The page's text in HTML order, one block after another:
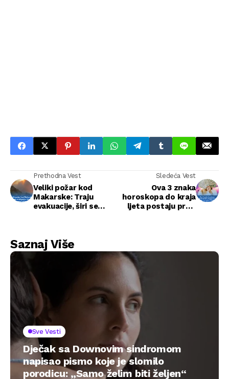
Prethodna Vest
Veliki požar kod
Makarske: Traju
evakuacije, širi se
Sledeća Vest
Ova 3 znaka
horoskopa do kraja
ljeta postaju pravi
Saznaj Više
Sve Vesti
Dječak sa Downovim sindromom
napisao pismo koje je slomilo
porodicu: „Samo želim biti željen“